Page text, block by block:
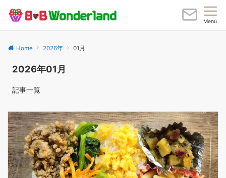
Menu
Home 2026年 01月
2026年01月
記事一覧